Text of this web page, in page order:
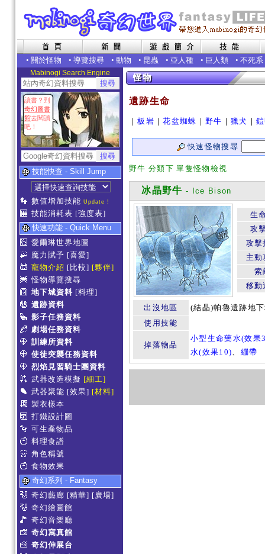
• 關於怪物 • 導覽搜尋 • 動物 • 昆蟲 • 亞人種 • 巨人類 • 不死系
Mabinogi Search Engine
讀書？到
奇幻圖書
館去閱讀
吧！
技能快查 - Skill Jump
數值增加技能 Update !
技能消耗表 [強度表]
快速功能 - Quick Menu
愛爾琳世界地圖
魔力賦予 [喜愛]
寵物介紹 [比較] [夥伴]
怪物導覽搜尋
地下城資料 [料理]
遺跡資料
影子任務資料
劇場任務資料
訓練所資料
使徒突襲任務資料
烈焰見習騎士團資料
武器改造模擬 [細工]
武器聚能 [效果] [材料]
製衣樣本
打鐵設計圖
可生產物品
料理食譜
角色稱號
食物效果
奇幻系列 - Fantasy
奇幻藝廊 [精華] [廣場]
奇幻繪圖館
奇幻音樂廳
奇幻寫真館
奇幻伸展台
遺跡生命
｜板岩 ｜花盆蜘蛛 ｜野牛 ｜獵犬 ｜
快速怪物搜尋
野牛 分類下 單隻怪物檢視
冰晶野牛 - Ice Bison
生
攻
攻擊
主動
索
移動
出沒地區
(結晶)帕魯遺跡地
使用技能
掉落物品
小型生命藥水(效果
水(效果10)、 繃帶